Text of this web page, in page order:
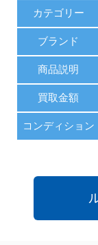
カテゴリー
ブランド
商品説明
買取金額
コンディション